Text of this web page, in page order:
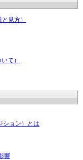
見方）
て）
ション）とは
響